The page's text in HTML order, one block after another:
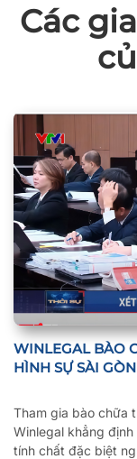
Các
WINLEGAL BÀO
HÌNH SỰ SÀI
Tham gia bào chữa
Winlegal khẳng
tính chất đặc biệt